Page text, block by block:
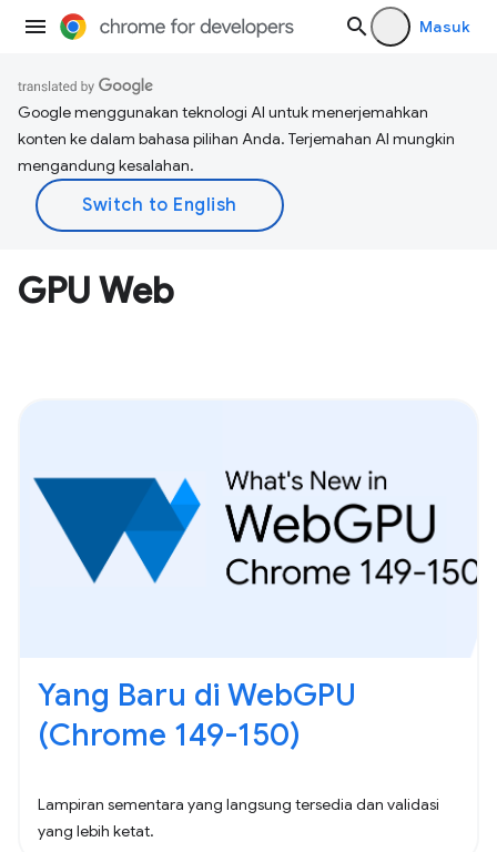
Masuk
Google menggunakan teknologi AI untuk menerjemahkan
konten ke dalam bahasa pilihan Anda. Terjemahan AI mungkin
mengandung kesalahan.
GPU Web
Yang Baru di WebGPU
(Chrome 149-150)
Lampiran sementara yang langsung tersedia dan validasi
yang lebih ketat.